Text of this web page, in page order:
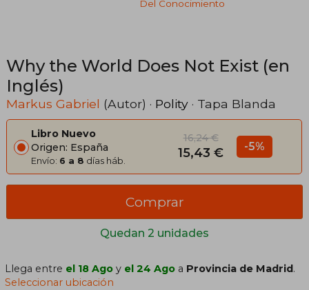
Del Conocimiento
Why the World Does Not Exist (en
Inglés)
Markus Gabriel (Autor) · Polity · Tapa Blanda
Libro Nuevo
Origen: España
Envío: 6 a 8 días háb.
16,24 €
15,43 € -5%
Quedan 2 unidades
Comprar
Llega entre el 18 Ago y el 24 Ago a Provincia de Madrid.
Seleccionar ubicación